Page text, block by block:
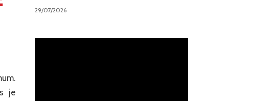
je
29/07/2026